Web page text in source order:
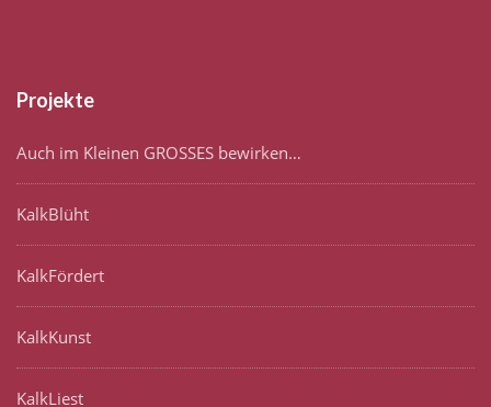
Projekte
Auch im Kleinen GROSSES bewirken…
KalkBlüht
KalkFördert
KalkKunst
KalkLiest